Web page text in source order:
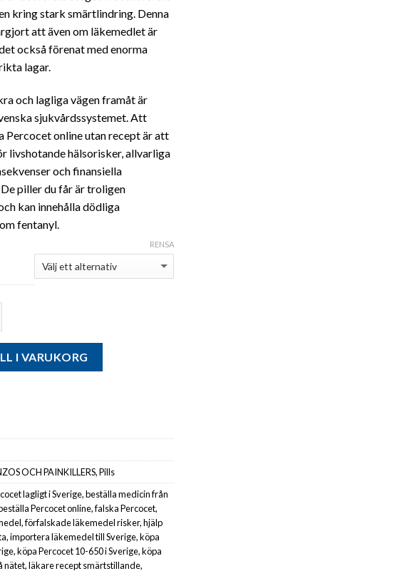
kring stark smärtlindring. Denna
att även om läkemedlet är
också förenat med enorma
lagar.
och lagliga vägen framåt är
sjukvårdssystemet. Att
Percocet online utan recept är att
livshotande hälsorisker, allvarliga
och finansiella
piller du får är troligen
kan innehålla dödliga
fentanyl.
RENSA
I VARUKORG
OCH PAINKILLERS,Pills
lagligt i Sverige,beställa medicin från
Percocet online,falska Percocet,
,förfalskade läkemedel risker,hjälp
,importera läkemedel till Sverige,köpa
,köpa Percocet 10-650 i Sverige,köpa
nätet,läkare recept smärtstillande,